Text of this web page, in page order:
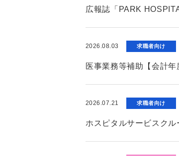
広報誌「PARK
2026.08.03 求職者向け
医事業務等補助【会計年
2026.07.21 求職者向け
ホスピタルサービスク